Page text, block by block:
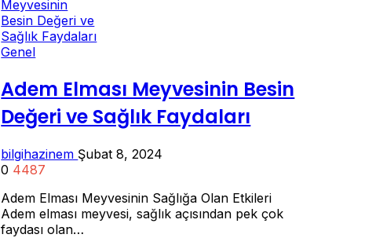
Genel
Adem Elması Meyvesinin Besin
Değeri ve Sağlık Faydaları
bilgihazinem Şubat 8, 2024
0 4487
Adem Elması Meyvesinin Sağlığa Olan Etkileri
Adem elması meyvesi, sağlık açısından pek çok
faydası olan…